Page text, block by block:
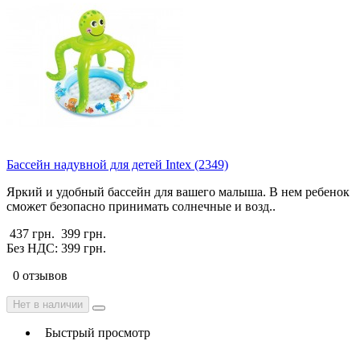
Бассейн надувной для детей Intex (2349)
Яркий и удобный бассейн для вашего малыша. В нем ребенок
сможет безопасно принимать солнечные и возд..
437 грн. 399 грн.
Без НДС: 399 грн.
0 отзывов
Нет в наличии
Быстрый просмотр